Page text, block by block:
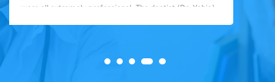
were all extremely professional. The dentist (Dr. Yahia)
was fantastic - knowledgeable, skilled, and so friendly. I
felt well taken care of throughout my visit. Highly